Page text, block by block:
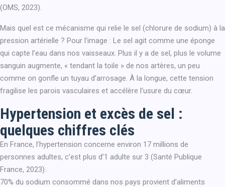
(OMS, 2023).
Mais quel est ce mécanisme qui relie le sel (chlorure de sodium) à la
pression artérielle ? Pour l’image : Le sel agit comme une éponge
qui capte l’eau dans nos vaisseaux. Plus il y a de sel, plus le volume
sanguin augmente, « tendant la toile » de nos artères, un peu
comme on gonfle un tuyau d’arrosage. À la longue, cette tension
fragilise les parois vasculaires et accélère l’usure du cœur.
Hypertension et excès de sel :
quelques chiffres clés
En France, l’hypertension concerne environ 17 millions de
personnes adultes, c’est plus d’1 adulte sur 3 (Santé Publique
France, 2023).
70% du sodium consommé dans nos pays provient d’aliments